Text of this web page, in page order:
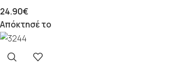
24.90€
Απόκτησέ το